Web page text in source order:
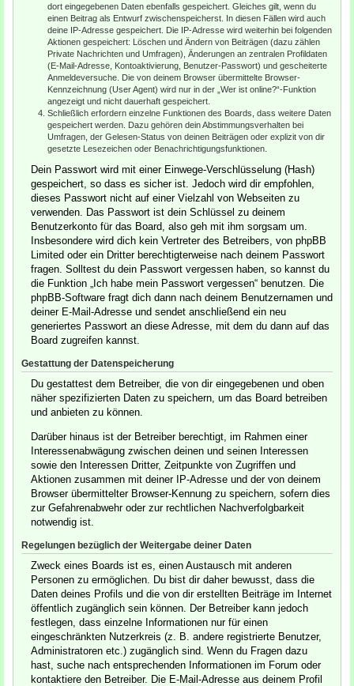
dort eingegebenen Daten ebenfalls gespeichert. Gleiches gilt, wenn du
einen Beitrag als Entwurf zwischenspeicherst. In diesen Fällen wird auch
deine IP-Adresse gespeichert. Die IP-Adresse wird weiterhin bei folgenden
Aktionen gespeichert: Löschen und Ändern von Beiträgen (dazu zählen
Private Nachrichten und Umfragen), Änderungen an zentralen Profildaten
(E-Mail-Adresse, Kontoaktivierung, Benutzer-Passwort) und gescheiterte
Anmeldeversuche. Die von deinem Browser übermittelte Browser-
Kennzeichnung (User Agent) wird nur in der „Wer ist online?“-Funktion
angezeigt und nicht dauerhaft gespeichert.
Schließlich erfordern einzelne Funktionen des Boards, dass weitere Daten
gespeichert werden. Dazu gehören dein Abstimmungsverhalten bei
Umfragen, der Gelesen-Status von deinen Beiträgen oder explizit von dir
gesetzte Lesezeichen oder Benachrichtigungsfunktionen.
Dein Passwort wird mit einer Einwege-Verschlüsselung (Hash)
gespeichert, so dass es sicher ist. Jedoch wird dir empfohlen,
dieses Passwort nicht auf einer Vielzahl von Webseiten zu
verwenden. Das Passwort ist dein Schlüssel zu deinem
Benutzerkonto für das Board, also geh mit ihm sorgsam um.
Insbesondere wird dich kein Vertreter des Betreibers, von phpBB
Limited oder ein Dritter berechtigterweise nach deinem Passwort
fragen. Solltest du dein Passwort vergessen haben, so kannst du
die Funktion „Ich habe mein Passwort vergessen“ benutzen. Die
phpBB-Software fragt dich dann nach deinem Benutzernamen und
deiner E-Mail-Adresse und sendet anschließend ein neu
generiertes Passwort an diese Adresse, mit dem du dann auf das
Board zugreifen kannst.
Gestattung der Datenspeicherung
Du gestattest dem Betreiber, die von dir eingegebenen und oben
näher spezifizierten Daten zu speichern, um das Board betreiben
und anbieten zu können.
Darüber hinaus ist der Betreiber berechtigt, im Rahmen einer
Interessenabwägung zwischen deinen und seinen Interessen
sowie den Interessen Dritter, Zeitpunkte von Zugriffen und
Aktionen zusammen mit deiner IP-Adresse und der von deinem
Browser übermittelter Browser-Kennung zu speichern, sofern dies
zur Gefahrenabwehr oder zur rechtlichen Nachverfolgbarkeit
notwendig ist.
Regelungen bezüglich der Weitergabe deiner Daten
Zweck eines Boards ist es, einen Austausch mit anderen
Personen zu ermöglichen. Du bist dir daher bewusst, dass die
Daten deines Profils und die von dir erstellten Beiträge im Internet
öffentlich zugänglich sein können. Der Betreiber kann jedoch
festlegen, dass einzelne Informationen nur für einen
eingeschränkten Nutzerkreis (z. B. andere registrierte Benutzer,
Administratoren etc.) zugänglich sind. Wenn du Fragen dazu
hast, suche nach entsprechenden Informationen im Forum oder
kontaktiere den Betreiber. Die E-Mail-Adresse aus deinem Profil